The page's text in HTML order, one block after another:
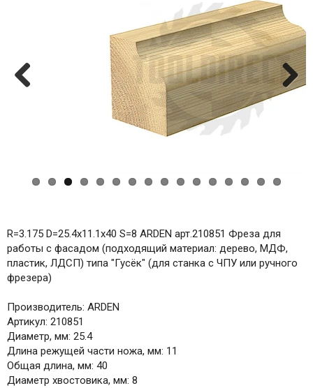
Next
R=3.175 D=25.4x11.1x40 S=8 ARDEN арт.210851 Фреза для
работы с фасадом (подходящий материал: дерево, МДФ,
пластик, ЛДСП) типа "Гусёк" (для станка с ЧПУ или ручного
фрезера)
Производитель: ARDEN
Артикул: 210851
Диаметр, мм: 25.4
Длина режущей части ножа, мм: 11
Общая длина, мм: 40
Диаметр хвостовика, мм: 8